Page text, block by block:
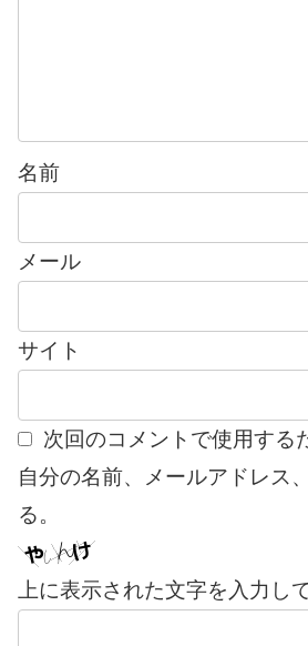
名前
メール
サイト
次回のコメントで使用する
自分の名前、メールアドレス
る。
上に表示された文字を入力し